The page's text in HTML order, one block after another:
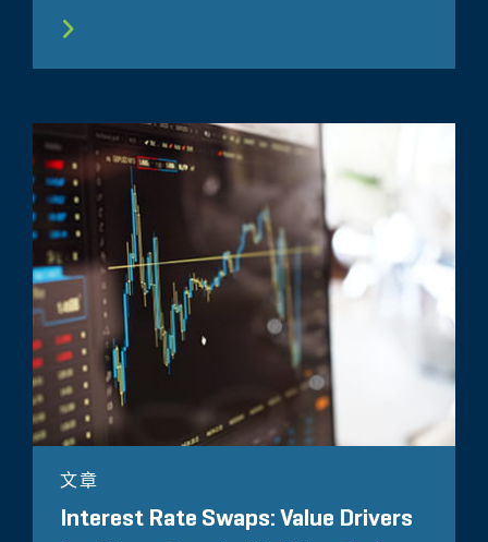
文章
Interest Rate Swaps: Value Drivers